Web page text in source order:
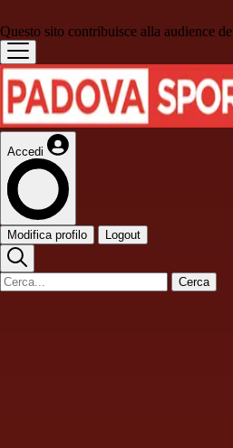
Questo sito contribuisce alla audience de
Accedi
Modifica profilo Logout
Cerca